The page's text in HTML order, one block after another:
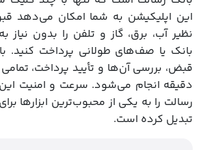
این اپلیکیشن به شما امکان می‌دهد
نظیر آب، برق، گاز و تلفن را بدون
بانک یا صف‌های طولانی پرداخت کنید.
قبض، بررسی آن‌ها و تأیید پرداخت، تمامی
دقیقه انجام می‌شود. سرعت و امنیت
رسالت را به یکی از محبوب‌ترین ابزارها
تبدیل کرده است.